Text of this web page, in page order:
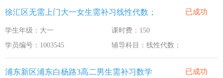
徐汇区无需上门大一女生需补习线性代数； 已成功
学生年级：大一
课时费：150
学员编号：1003545
辅导科目：线性代数；
浦东新区浦东白杨路3高二男生需补习数学 已成功